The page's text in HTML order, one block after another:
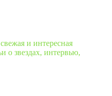
и интересная
о звездах, интервью,